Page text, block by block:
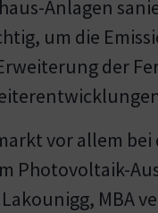
Anlagen
um die
der
vor allem
Photovoltaik-
MBA